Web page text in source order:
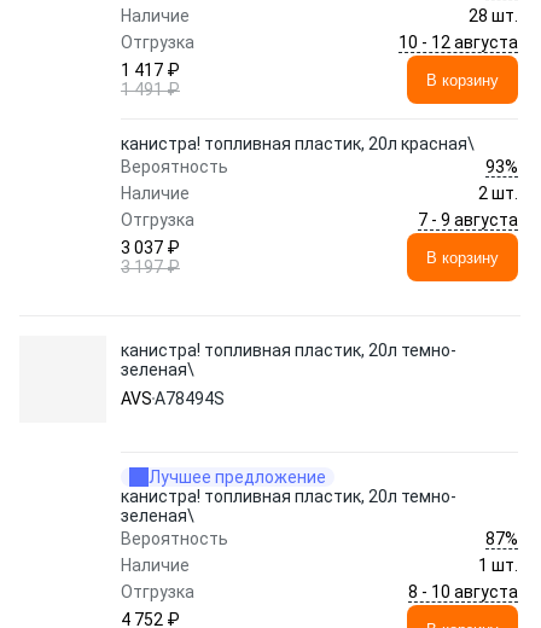
Наличие
28 шт.
Отгрузка
10 - 12 августа
1 417 ₽
1 491 ₽
В корзину
канистра! топливная пластик, 20л красная\
Вероятность
93%
Наличие
2 шт.
Отгрузка
7 - 9 августа
3 037 ₽
3 197 ₽
В корзину
канистра! топливная пластик, 20л темно-
зеленая\
AVSA78494S
Лучшее предложение
канистра! топливная пластик, 20л темно-
зеленая\
Вероятность
87%
Наличие
1 шт.
Отгрузка
8 - 10 августа
4 752 ₽